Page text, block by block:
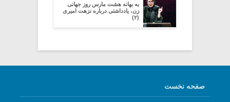
به بهانه هشت مارس روز جهانی
زن، یادداشتی درباره نزهت امیری
(۲)
صفحه نخست